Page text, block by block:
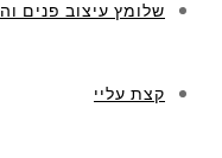
שלומץ עיצוב פנים
קצת עליי